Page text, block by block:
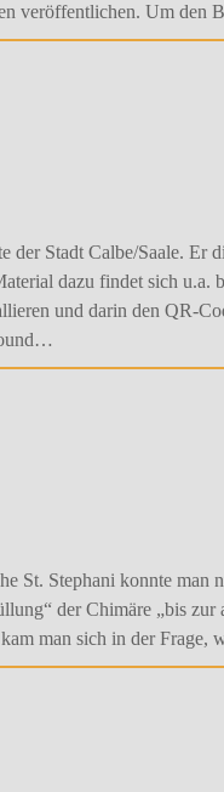
veröffentlichen. Um den
Stadt Calbe/Saale. Er
dazu findet sich
und darin den QR-
St. Stephani konnte man
der Chimäre „bis
man sich in der Frage,